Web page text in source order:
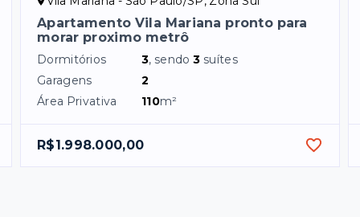
Apartamento Vila Mariana pronto para
morar proximo metrô
Dormitórios 3, sendo3 suítes
Garagens
2
Área Privativa
110m²
R$1.998.000,00